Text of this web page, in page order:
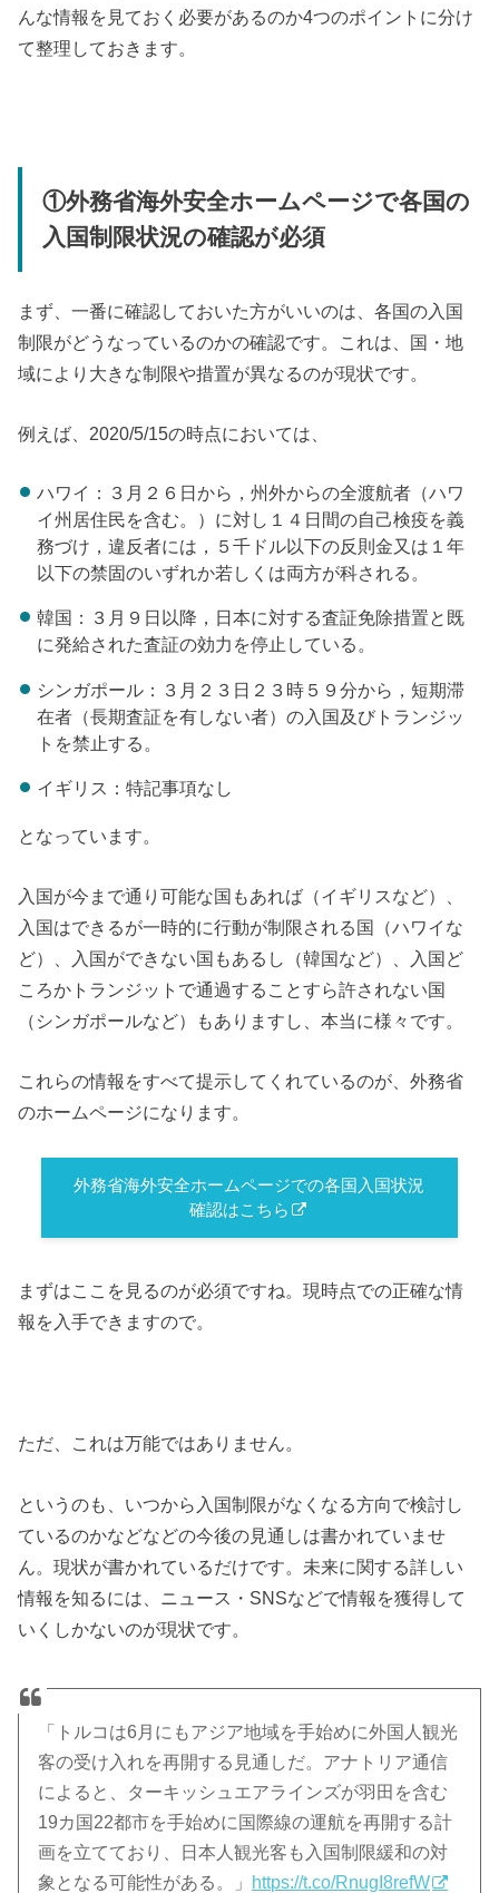
んな情報を見ておく必要があるのか4つのポイントに分け
て整理しておきます。
①外務省海外安全ホームページで各国の
入国制限状況の確認が必須
まず、一番に確認しておいた方がいいのは、各国の入国
制限がどうなっているのかの確認です。これは、国・地
域により大きな制限や措置が異なるのが現状です。
例えば、2020/5/15の時点においては、
ハワイ：３月２６日から，州外からの全渡航者（ハワ
イ州居住民を含む。）に対し１４日間の自己検疫を義
務づけ，違反者には，５千ドル以下の反則金又は１年
以下の禁固のいずれか若しくは両方が科される。
韓国：３月９日以降，日本に対する査証免除措置と既
に発給された査証の効力を停止している。
シンガポール：３月２３日２３時５９分から，短期滞
在者（長期査証を有しない者）の入国及びトランジッ
トを禁止する。
イギリス：特記事項なし
となっています。
入国が今まで通り可能な国もあれば（イギリスなど）、
入国はできるが一時的に行動が制限される国（ハワイな
ど）、入国ができない国もあるし（韓国など）、入国ど
ころかトランジットで通過することすら許されない国
（シンガポールなど）もありますし、本当に様々です。
これらの情報をすべて提示してくれているのが、外務省
のホームページになります。
外務省海外安全ホームページでの各国入国状況
確認はこちら
まずはここを見るのが必須ですね。現時点での正確な情
報を入手できますので。
ただ、これは万能ではありません。
というのも、いつから入国制限がなくなる方向で検討し
ているのかなどなどの今後の見通しは書かれていませ
ん。現状が書かれているだけです。未来に関する詳しい
情報を知るには、ニュース・SNSなどで情報を獲得して
いくしかないのが現状です。
「トルコは6月にもアジア地域を手始めに外国人観光
客の受け入れを再開する見通しだ。アナトリア通信
によると、ターキッシュエアラインズが羽田を含む
19カ国22都市を手始めに国際線の運航を再開する計
画を立てており、日本人観光客も入国制限緩和の対
象となる可能性がある。」
https://t.co/RnugI8refW